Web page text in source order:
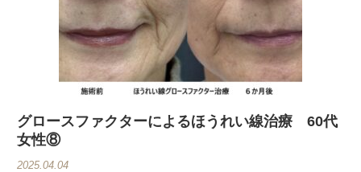
グロースファクターによるほうれい線治療 60代
女性⑧
2025.04.04